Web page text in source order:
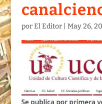
porEl Editor| May 26,